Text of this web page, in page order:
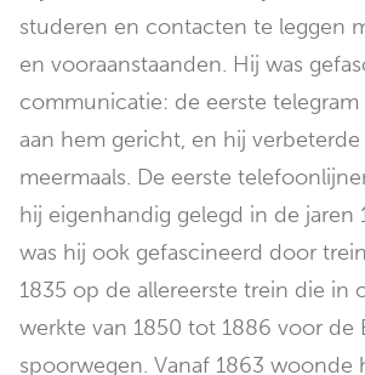
studeren en contacten te leggen
en vooraanstaanden. Hij was
communicatie: de eerste telegram
aan hem gericht, en hij
meermaals. De eerste
hij eigenhandig gelegd in de jaren
was hij ook gefascineerd door
1835 op de allereerste trein die in
werkte van 1850 tot 1886 voor de
spoorwegen. Vanaf 1863 woonde